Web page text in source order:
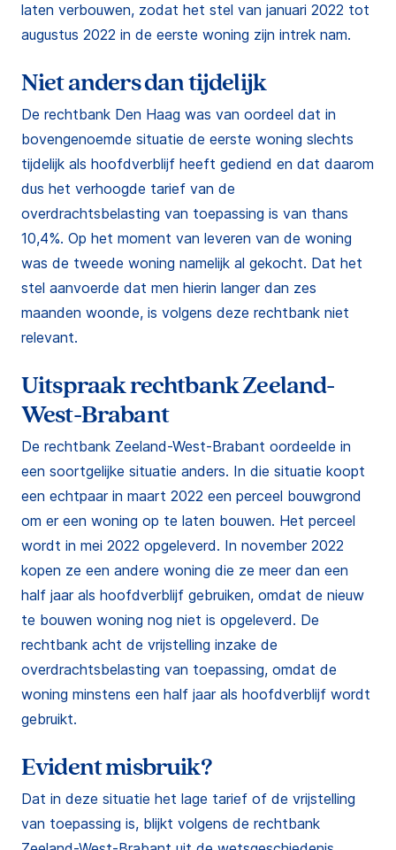
laten verbouwen, zodat het stel van januari 2022 tot
augustus 2022 in de eerste woning zijn intrek nam.
Niet anders dan tijdelijk
De rechtbank Den Haag was van oordeel dat in
bovengenoemde situatie de eerste woning slechts
tijdelijk als hoofdverblijf heeft gediend en dat daarom
dus het verhoogde tarief van de
overdrachtsbelasting van toepassing is van thans
10,4%. Op het moment van leveren van de woning
was de tweede woning namelijk al gekocht. Dat het
stel aanvoerde dat men hierin langer dan zes
maanden woonde, is volgens deze rechtbank niet
relevant.
Uitspraak rechtbank Zeeland-
West-Brabant
De rechtbank Zeeland-West-Brabant oordeelde in
een soortgelijke situatie anders. In die situatie koopt
een echtpaar in maart 2022 een perceel bouwgrond
om er een woning op te laten bouwen. Het perceel
wordt in mei 2022 opgeleverd. In november 2022
kopen ze een andere woning die ze meer dan een
half jaar als hoofdverblijf gebruiken, omdat de nieuw
te bouwen woning nog niet is opgeleverd. De
rechtbank acht de vrijstelling inzake de
overdrachtsbelasting van toepassing, omdat de
woning minstens een half jaar als hoofdverblijf wordt
gebruikt.
Evident misbruik?
Dat in deze situatie het lage tarief of de vrijstelling
van toepassing is, blijkt volgens de rechtbank